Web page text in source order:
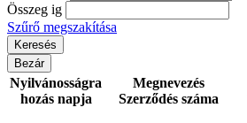
Összeg ig
Szűrő megszakítása
Bezár
Nyilvánosságra
hozás napja
Megnevezés
Szerződés száma